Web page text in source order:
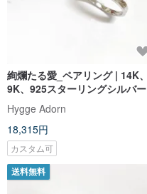
絢爛たる愛_ペアリング | 14K、
9K、925スターリングシルバー
Hygge Adorn
18,315円
カスタム可
送料無料